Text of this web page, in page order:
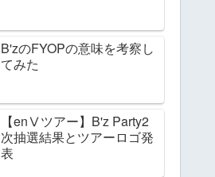
B'zのFYOPの意味を考察し
てみた
【enⅤツアー】B'z Party2
次抽選結果とツアーロゴ発
表